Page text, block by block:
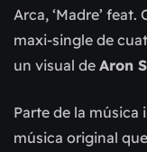
Arca, ‘Madre’
maxi-single de
un visual de Aron
Parte de la música
música original